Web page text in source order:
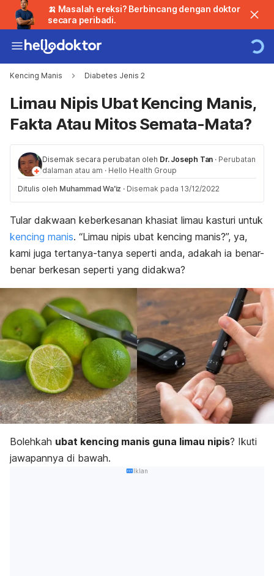
🍌 Masalah ereksi? Berbincang dengan doktor
secara peribadi.
Kencing Manis Diabetes Jenis 2
Limau Nipis Ubat Kencing Manis,
Fakta Atau Mitos Semata-Mata?
Disemak secara perubatan oleh Dr. Joseph Tan · Perubatan
dalaman atau am · Hello Health Group
Ditulis oleh Muhammad Wa'iz · Disemak pada 13/12/2022
Tular dakwaan keberkesanan khasiat limau kasturi untuk
kencing manis. “Limau nipis ubat kencing manis?”, ya,
kami juga tertanya-tanya seperti anda, adakah ia benar-
benar berkesan seperti yang didakwa?
Bolehkah ubat kencing manis guna limau nipis? Ikuti
jawapannya di bawah.
Iklan